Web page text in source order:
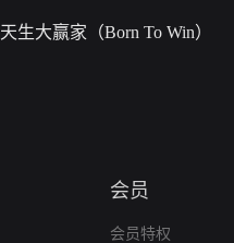
天生大赢家（Born To Win）
会员
会员特权